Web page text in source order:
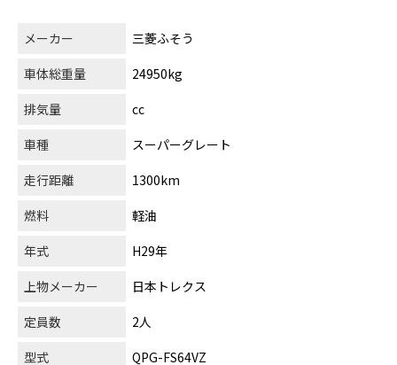
メーカー
三菱ふそう
車体総重量
24950kg
排気量
cc
車種
スーパーグレート
走行距離
1300km
燃料
軽油
年式
H29年
上物メーカー
日本トレクス
定員数
2人
型式
QPG-FS64VZ